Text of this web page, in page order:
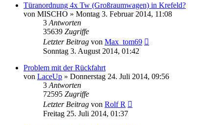
Türanordnung 4x Tw (Großraumwagen) in Krefeld?
von MISCHO » Montag 3. Februar 2014, 11:08
3 Antworten
35639 Zugriffe
Letzter Beitrag von Max_tom69
Sonntag 3. August 2014, 01:42
Problem mit der Rückfahrt
von LaceUp » Donnerstag 24. Juli 2014, 09:56
3 Antworten
72595 Zugriffe
Letzter Beitrag von Rolf R
Freitag 25. Juli 2014, 01:37